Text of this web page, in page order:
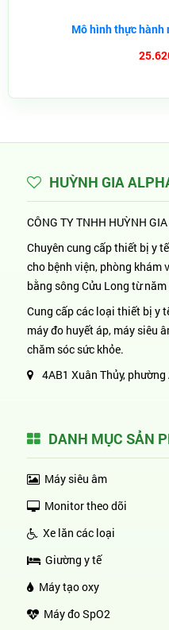
Mô hình thực hành
HUỲNH GIA
CÔNG TY TNHH HUỲNH
Chuyên cung cấp thiết bị y
cho bệnh viện, phòng khám
bằng sông Cửu Long từ
Cung cấp các loại thiết bị y
máy đo huyết áp, máy siêu
chăm sóc sức khỏe.
4AB1 Xuân Thủy,
DANH MỤC SẢN
Máy siêu âm
Monitor theo dõi
Xe lăn các loại
Giường y tế
Máy tạo oxy
Máy đo SpO2